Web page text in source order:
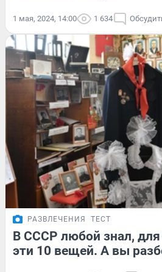
1 мая, 2024, 14:00 1 634
РАЗВЛЕЧЕНИЯ ТЕСТ
В СССР любой знал,
эти 10 вещей. А вы